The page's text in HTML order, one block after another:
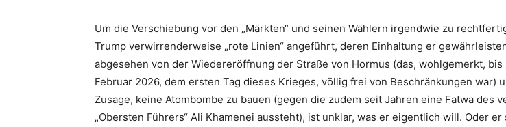
Um die Verschiebung vor den „Märkten“ und seinen Wählern irgendwie zu
Trump verwirrenderweise „rote Linien“ angeführt, deren Einhaltung er
abgesehen von der Wiedereröffnung der Straße von Hormus (das, wohlgemerkt, bis
Februar 2026, dem ersten Tag dieses Krieges, völlig frei von Beschränkungen war)
Zusage, keine Atombombe zu bauen (gegen die zudem seit Jahren eine Fatwa des
„Obersten Führers“ Ali Khamenei aussteht), ist unklar, was er eigentlich will. Oder